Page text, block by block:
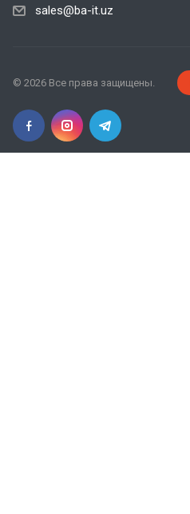
sales@ba-it.uz
© 2026 Все права защищены.